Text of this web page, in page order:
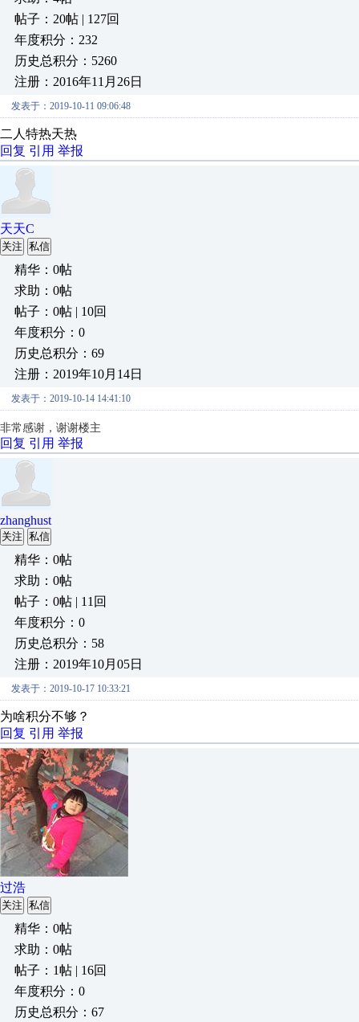
帖子：20帖 | 127回
年度积分：232
历史总积分：5260
注册：2016年11月26日
发表于：2019-10-11 09:06:48
二人特热天热
回复 引用 举报
天天C
关注 私信
精华：0帖
求助：0帖
帖子：0帖 | 10回
年度积分：0
历史总积分：69
注册：2019年10月14日
发表于：2019-10-14 14:41:10
非常感谢，谢谢楼主
回复 引用 举报
zhanghust
关注 私信
精华：0帖
求助：0帖
帖子：0帖 | 11回
年度积分：0
历史总积分：58
注册：2019年10月05日
发表于：2019-10-17 10:33:21
为啥积分不够？
回复 引用 举报
过浩
关注 私信
精华：0帖
求助：0帖
帖子：1帖 | 16回
年度积分：0
历史总积分：67